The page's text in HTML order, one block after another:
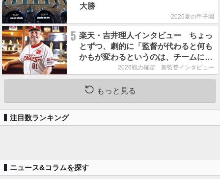
大勝
2026夏の甲子園
5 楽天・吉井理人インタビュー ちょっ
とずつ、劇的に「監督が代わると何も
かもが変わるというのは、チームにと
って良くないことなんです」
2026戦力確定 新監督インタビュー
もっと見る
注目数ランキング
ニュース&コラムを探す